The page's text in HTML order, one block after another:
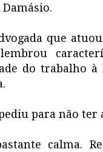
que
do trabalho
para não ter
calma.